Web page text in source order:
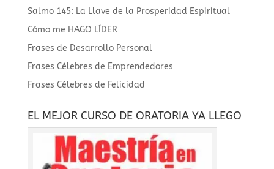
Salmo 145: La Llave de la Prosperidad Espiritual
Cómo me HAGO LÍDER
Frases de Desarrollo Personal
Frases Célebres de Emprendedores
Frases Célebres de Felicidad
EL MEJOR CURSO DE ORATORIA YA LLEGO